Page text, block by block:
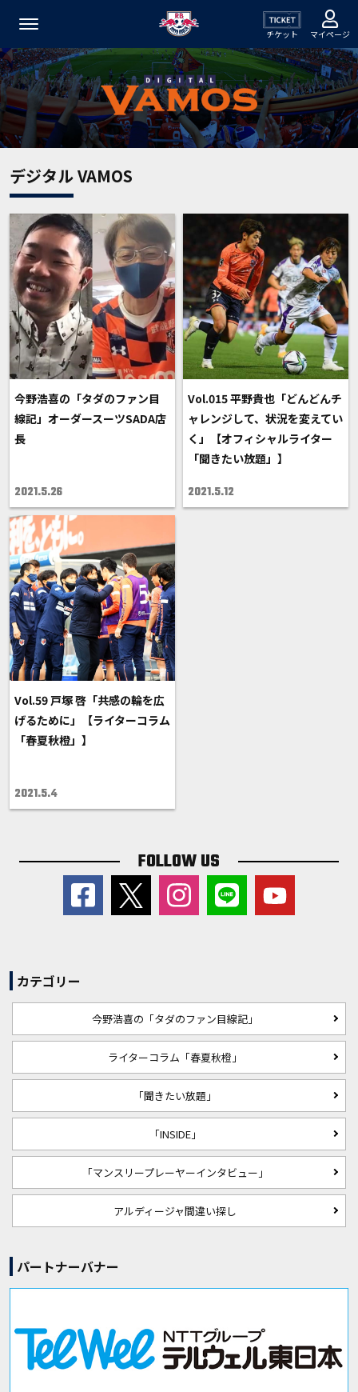
チケット マイページ
デジタル VAMOS
今野浩喜の「タダのファン目
線記」オーダースーツSADA店
長
2021.5.26
Vol.015 平野貴也「どんどんチ
ャレンジして、状況を変えてい
く」【オフィシャルライター
「聞きたい放題」】
2021.5.12
Vol.59 戸塚 啓「共感の輪を広
げるために」【ライターコラム
「春夏秋橙」】
2021.5.4
FOLLOW US
カテゴリー
今野浩喜の「タダのファン目線記」
ライターコラム「春夏秋橙」
「聞きたい放題」
「INSIDE」
「マンスリープレーヤーインタビュー」
アルディージャ間違い探し
パートナーバナー